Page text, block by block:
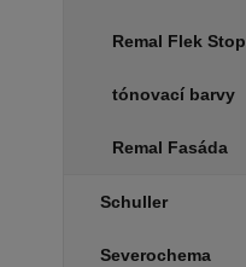
Remal Flek Stop
tónovací barvy
Remal Fasáda
Schuller
Severochema